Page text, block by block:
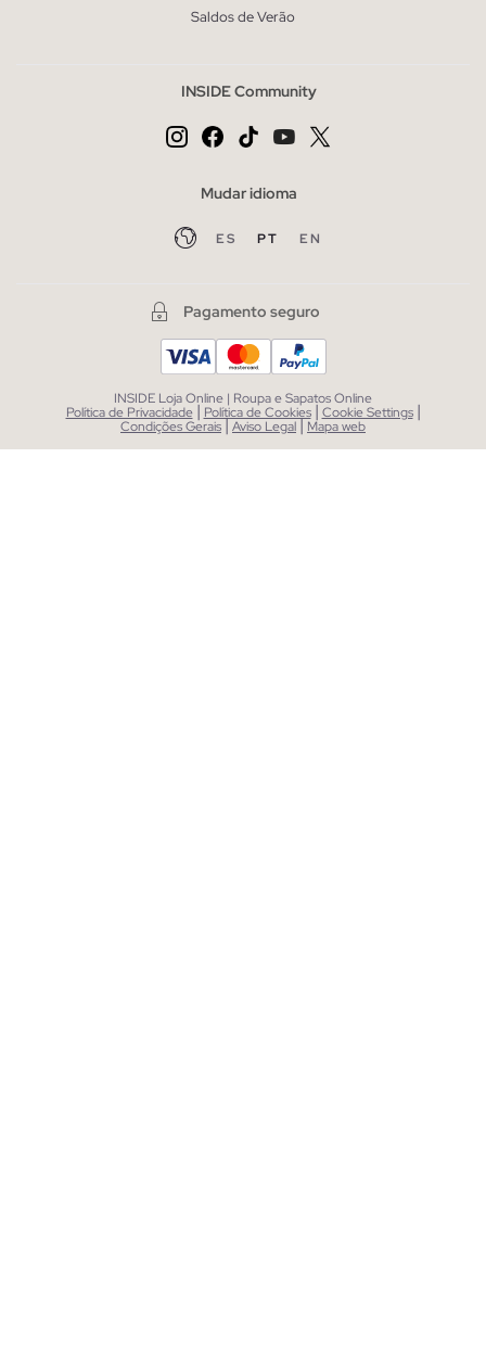
Saldos de Verão
INSIDE Community
Mudar idioma
ES PT EN
Pagamento seguro
INSIDE Loja Online | Roupa e Sapatos Online
Política de Privacidade | Política de Cookies | Cookie Settings |
Condições Gerais|Aviso Legal| Mapa web